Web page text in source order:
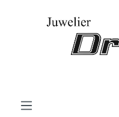
Zum Hauptinhalt springen